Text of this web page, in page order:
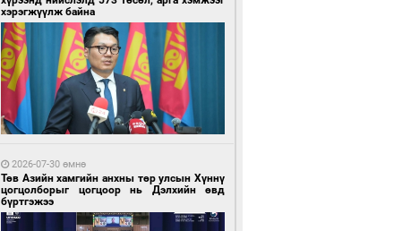
13 цагийн өмнө өмнө
Согтуугаар тээврийн хэрэгсэл жолоодсон
95 зөрчил бүртгэгдлээ
хэрэгжүүлж байна
2026-07-30 өмнө
Төв Азийн хамгийн анхны төр улсын Хүннү
цогцолборыг цогцоор нь Дэлхийн өвд
бүртгэжээ